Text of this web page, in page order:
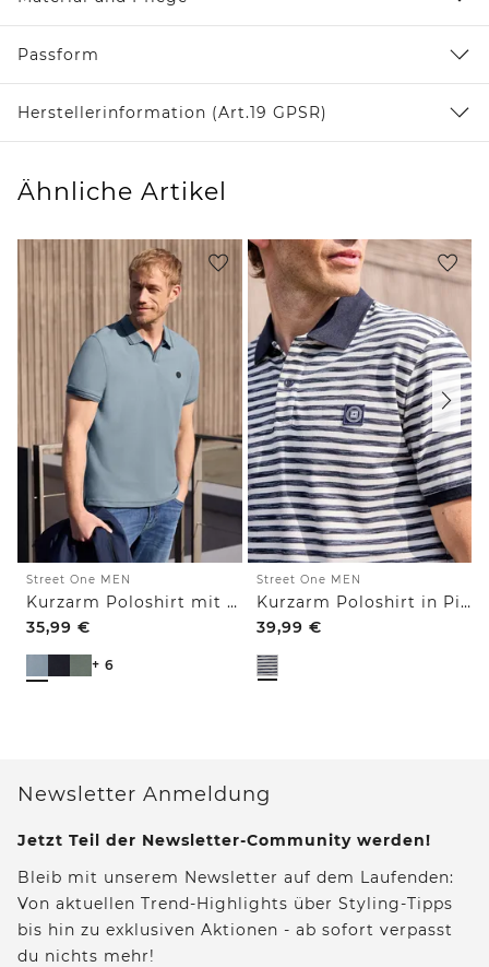
Passform
Herstellerinformation (Art.19 GPSR)
Ähnliche Artikel
Street One MEN
Kurzarm Poloshirt mit Struktur
35,99 €
+ 6
Street One MEN
Kurzarm Poloshirt in Piquéstruktur
39,99 €
Newsletter Anmeldung
Jetzt Teil der Newsletter-Community werden!
Bleib mit unserem Newsletter auf dem Laufenden:
Von aktuellen Trend-Highlights über Styling-Tipps
bis hin zu exklusiven Aktionen - ab sofort verpasst
du nichts mehr!